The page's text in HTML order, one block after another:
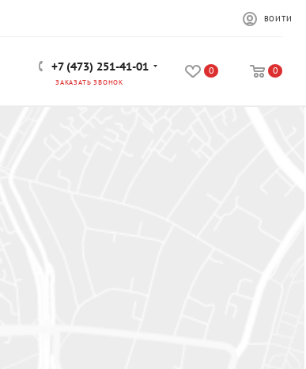
ВОЙТИ
+7 (473) 251-41-01
ЗАКАЗАТЬ ЗВОНОК
0 0